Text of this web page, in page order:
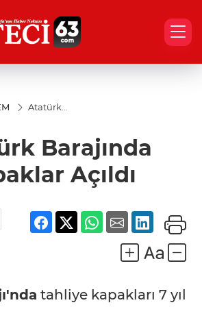
Atatürk
Açıldı
Barajında
Açıldı
tahliye kapakları 7 yıl